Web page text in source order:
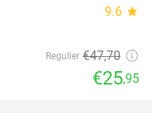
9.6 star
Regulier €47,70
€25,95